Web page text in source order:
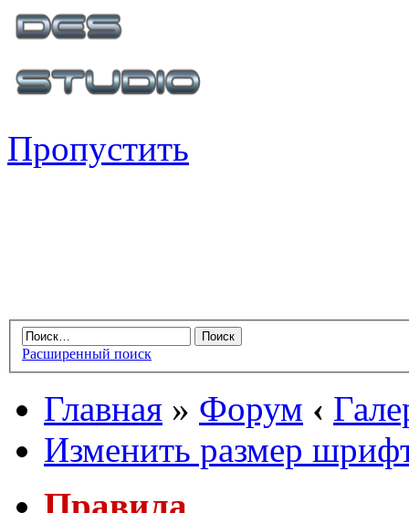
Пропустить
Расширенный поиск
Главная » Форум ‹
Изменить размер